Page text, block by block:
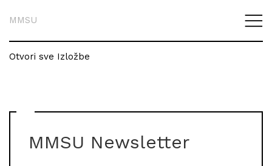
MMSU
Otvori sve Izložbe
MMSU Newsletter